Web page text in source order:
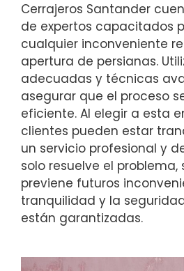
Cerrajeros Santander
de expertos capacitados
cualquier inconveniente
apertura de persianas.
adecuadas y técnicas
asegurar que el proceso
eficiente. Al elegir a esta
clientes pueden estar
un servicio profesional y
solo resuelve el
previene futuros
tranquilidad y la
están garantizadas.